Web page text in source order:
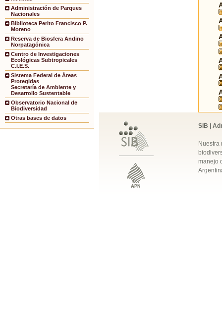
Administración de Parques
Nacionales
Biblioteca Perito Francisco P.
Moreno
Reserva de Biosfera Andino
Norpatagónica
Centro de Investigaciones
Ecológicas Subtropicales
C.I.E.S.
Sistema Federal de Áreas
Protegidas
Secretaría de Ambiente y
Desarrollo Sustentable
Observatorio Nacional de
Biodiversidad
Otras bases de datos
SIB |
Nuestra
manejo